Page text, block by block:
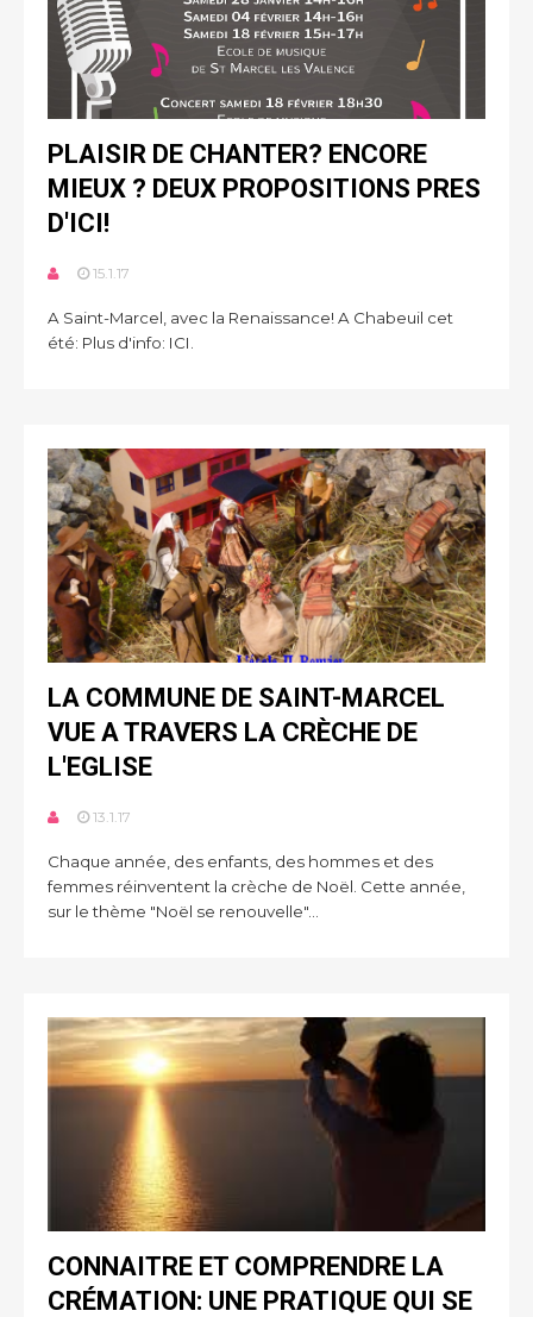
PLAISIR DE CHANTER? ENCORE
MIEUX ? DEUX PROPOSITIONS PRES
D'ICI!
15.1.17
A Saint-Marcel, avec la Renaissance! A Chabeuil cet
été: Plus d'info: ICI.
LA COMMUNE DE SAINT-MARCEL
VUE A TRAVERS LA CRÈCHE DE
L'EGLISE
13.1.17
Chaque année, des enfants, des hommes et des
femmes réinventent la crèche de Noël. Cette année,
sur le thème "Noël se renouvelle"...
CONNAITRE ET COMPRENDRE LA
CRÉMATION: UNE PRATIQUE QUI SE